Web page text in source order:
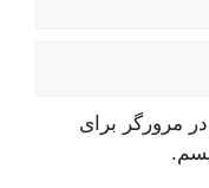
مرورگر برای